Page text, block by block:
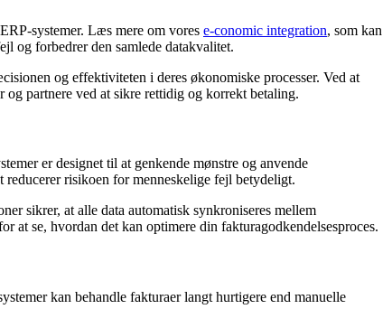
systemer. Læs mere om vores e-conomic integration, som kan
og forbedrer den samlede datakvalitet.
og effektiviteten i deres økonomiske processer. Ved at
og partnere ved at sikre rettidig og korrekt betaling.
er designet til at genkende mønstre og anvende
risikoen for menneskelige fejl betydeligt.
sikrer, at alle data automatisk synkroniseres mellem
at se, hvordan det kan optimere din fakturagodkendelsesproces.
kan behandle fakturaer langt hurtigere end manuelle